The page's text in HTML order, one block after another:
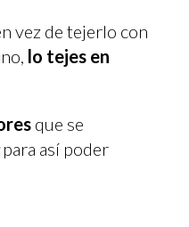
vez de tejerlo con
lo tejes en
que se
así poder